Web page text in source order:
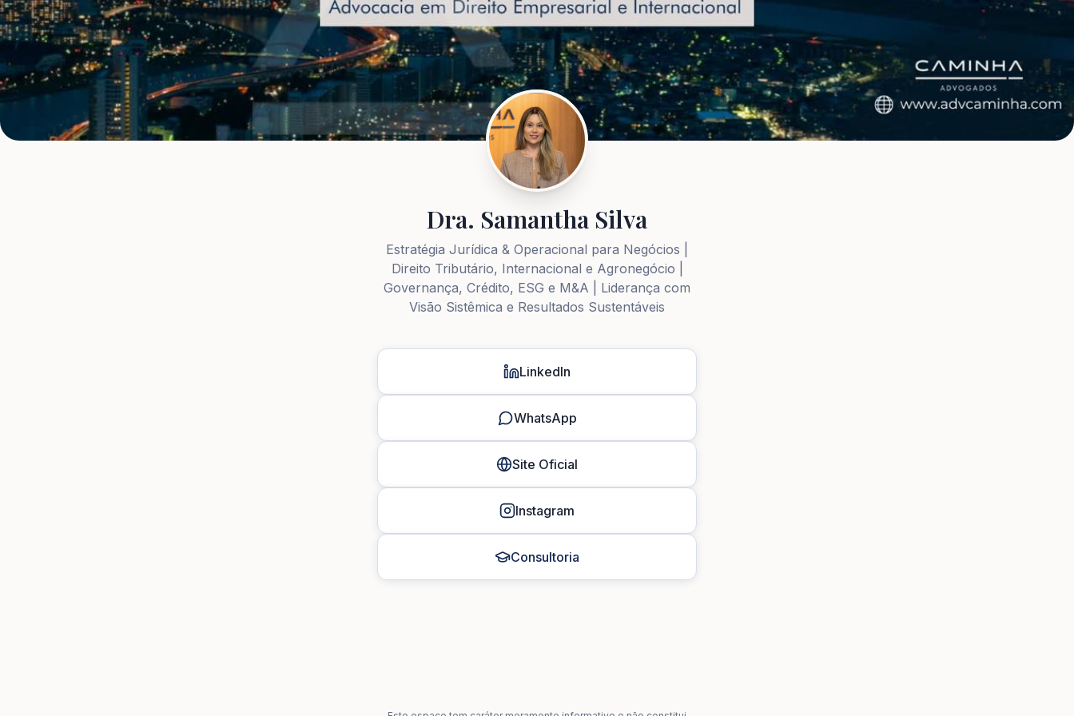
Dra. Samantha Silva
Estratégia Jurídica & Operacional para Negócios |
Direito Tributário, Internacional e Agronegócio |
Governança, Crédito, ESG e M&A | Liderança com
Visão Sistêmica e Resultados Sustentáveis
LinkedIn
WhatsApp
Site Oficial
Instagram
Consultoria